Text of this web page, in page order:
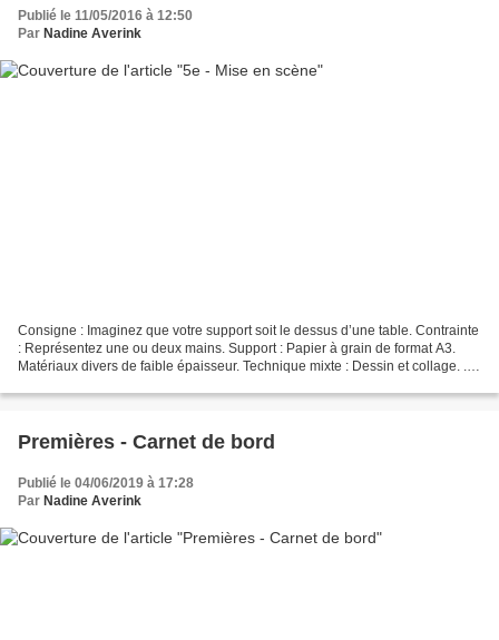
Publié le 11/05/2016 à 12:50
Par Nadine Averink
Consigne : Imaginez que votre support soit le dessus d’une table. Contrainte
: Représentez une ou deux mains. Support : Papier à grain de format A3.
Matériaux divers de faible épaisseur. Technique mixte : Dessin et collage. . . .
Premières - Carnet de bord
Publié le 04/06/2019 à 17:28
Par Nadine Averink